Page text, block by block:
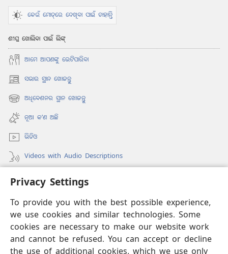
Privacy Settings
To provide you with the best possible experience,
we use cookies and similar technologies. Some
cookies are necessary to make our website work
and cannot be refused. You can accept or decline
କେଉଁ ମୋଡ୍‌ରେ ଦେଖିବା ପାଇଁ ଚାହାନ୍ତି
ଶୀଘ୍ର ଖୋଲିବା ପାଇଁ ଲିଙ୍କ୍
ଆମେ ଆପଣଙ୍କୁ ଭେଟିପାରିବା
ସଭାର ସ୍ଥାନ ଖୋଜନ୍ତୁ
(opens
new
window)ଅଧିବେଶନର ସ୍ଥାନ ଖୋଜନ୍ତୁ
(opens
new
window)ନୂଆ କʼଣ ଅଛି
ଭିଡିଓ
Videos with Audio Descriptions
ଦାନ
(opens
new
window)
ୱାଚଟାୱର୍ ଅନଲାଇନ୍ ଲାଇବ୍ରେରୀ
(opens
new